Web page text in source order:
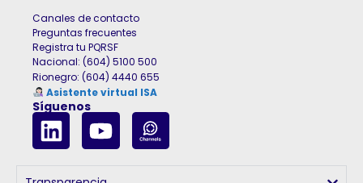
Canales de contacto
Preguntas frecuentes
Registra tu PQRSF
Nacional: (604) 5100 500
Rionegro: (604) 4440 655
Asistente virtual ISA
Síguenos